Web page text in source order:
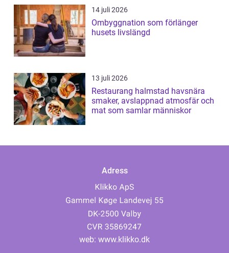
14 juli 2026
Ombyggnation som förlänger
husets livslängd
13 juli 2026
Restaurang halmstad havsnära
smaker, avslappnad atmosfär och
mat som samlar människor
Adress
web: www.klikko.dk